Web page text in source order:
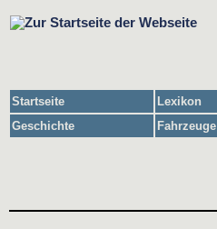
Startseite Lexikon
Geschichte
Fahrzeuge